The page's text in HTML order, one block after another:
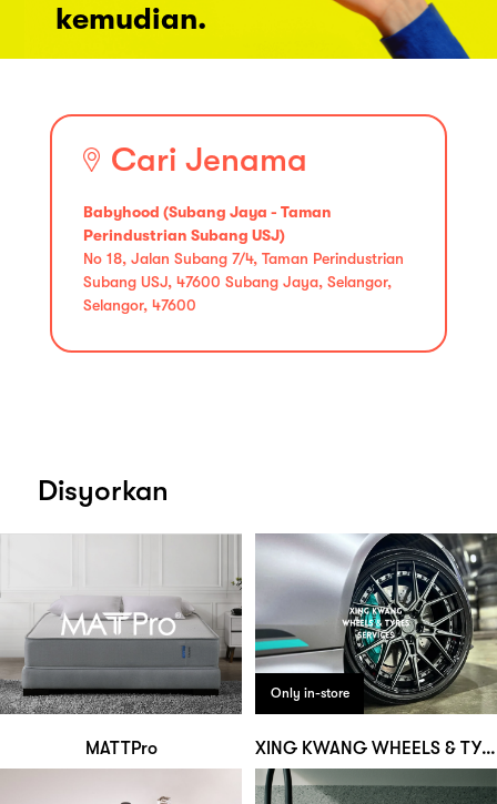
kemudian.
Cari Jenama
Babyhood (Subang Jaya - Taman
Perindustrian Subang USJ)
No 18, Jalan Subang 7/4, Taman Perindustrian
Subang USJ, 47600 Subang Jaya, Selangor,
Selangor, 47600
Disyorkan
MATTPro
Only in-store
XING KWANG WHEELS & TYRES SERVICES